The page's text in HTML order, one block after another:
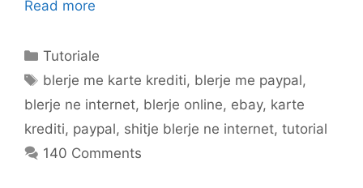
Read more
Categories
Tutoriale
Tags
blerje me karte krediti, blerje me paypal,
blerje ne internet, blerje online, ebay, karte
krediti, paypal, shitje blerje ne internet, tutorial
140 Comments